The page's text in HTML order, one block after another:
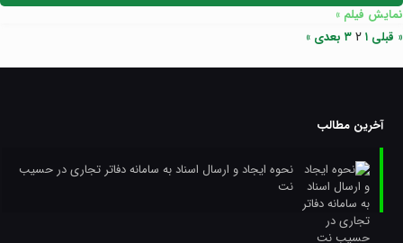
نمایش فیلم »
« قبلی ۱۲۳ بعدی »
آخرین مطالب
نحوه ایجاد و ارسال اسناد به سامانه دفاتر تجاری در حسیب
نت